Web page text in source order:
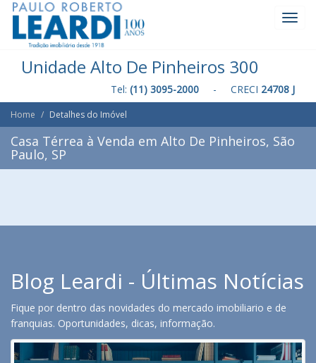
Unidade Alto De Pinheiros 300
Tel: (11) 3095-2000 - CRECI 24708 J
Home Detalhes do Imóvel
Casa Térrea à Venda em Alto De Pinheiros, São
Paulo, SP
Blog Leardi - Últimas Notícias
Fique por dentro das novidades do mercado imobiliario e de
franquias. Oportunidades, dicas, informação.